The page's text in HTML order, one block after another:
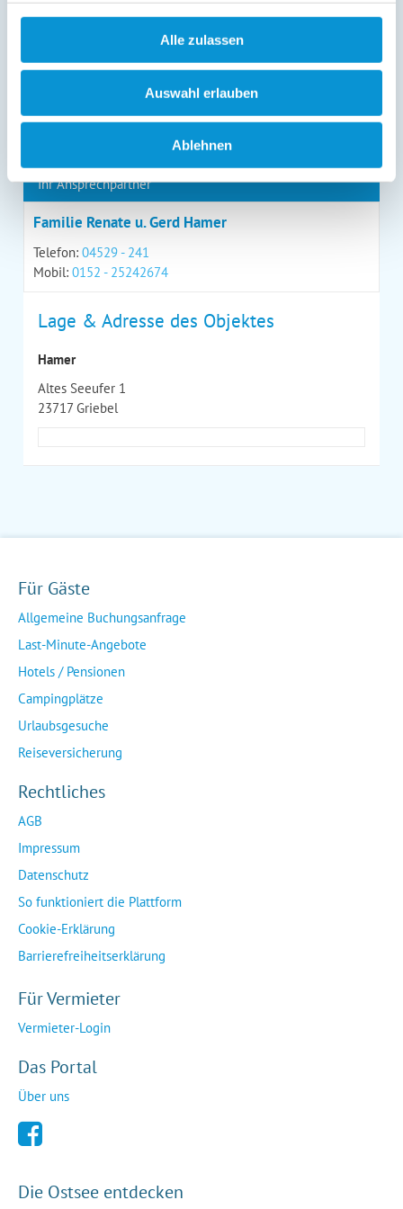
Alle zulassen
Auswahl erlauben
Ablehnen
Kontaktdaten
Ihr Ansprechpartner
Familie Renate u. Gerd Hamer
Telefon: 04529 - 241
Mobil: 0152 - 25242674
Lage & Adresse des Objektes
Hamer
Altes Seeufer 1
23717 Griebel
Für Gäste
Allgemeine Buchungsanfrage
Last-Minute-Angebote
Hotels / Pensionen
Campingplätze
Urlaubsgesuche
Reiseversicherung
Rechtliches
AGB
Impressum
Datenschutz
So funktioniert die Plattform
Cookie-Erklärung
Barrierefreiheitserklärung
Für Vermieter
Vermieter-Login
Das Portal
Über uns
Die Ostsee entdecken